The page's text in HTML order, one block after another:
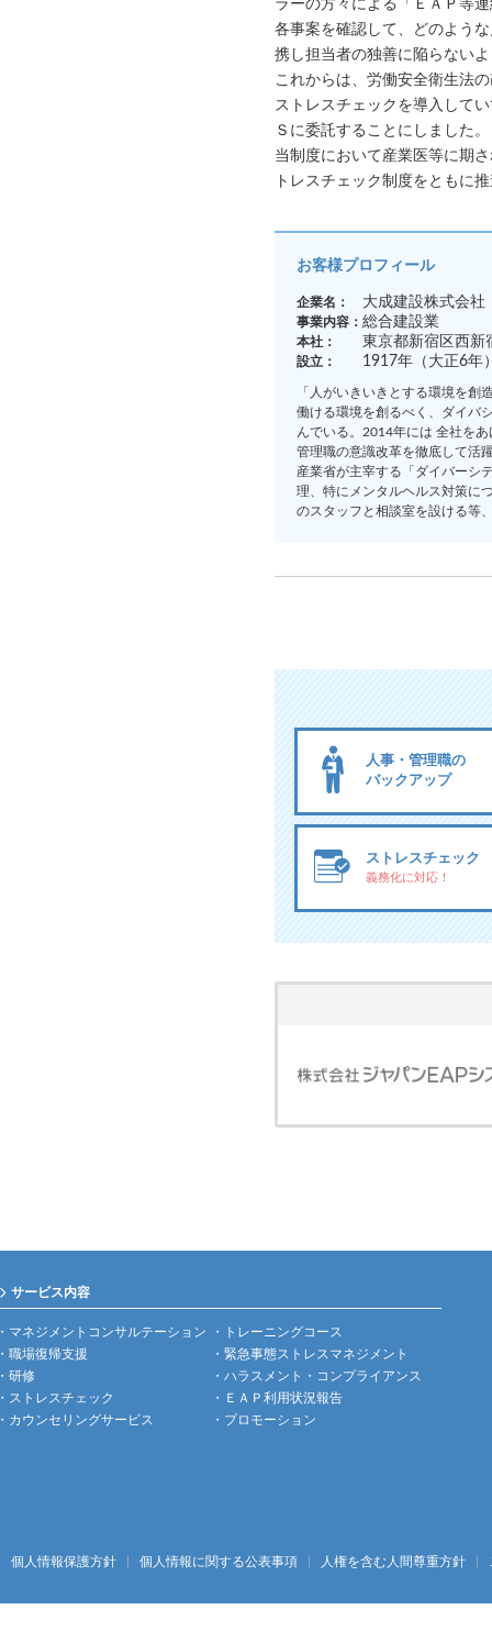
ラーの方々による「ＥＡＰ等
各事案を確認して、どのよう
携し担当者の独善に陥らない
これからは、労働安全衛生法
ストレスチェックを導入して
Ｓに委託することにしました。
当制度において産業医等に期
トレスチェック制度をともに
お客様プロフィール
企業名： 大成建設株式会社
事業内容： 総合建設業
本社： 東京都新宿区西新
設立： 1917年（大正6年
「人がいきいきとする環境を創
働ける環境を創るべく、ダイバ
んでいる。2014年には 全社を
管理職の意識改革を徹底して活
産業省が主宰する「ダイバーシ
理、特にメンタルヘルス対策に
のスタッフと相談室を設ける等
人事・管理職の
バックアップ
ストレスチェック
義務化に対応！
サービス内容
マネジメントコンサルテーション
トレーニングコース
職場復帰支援
緊急事態ストレスマネジメント
研修
ハラスメント・コンプライアンス
ストレスチェック
ＥＡＰ利用状況報告
カウンセリングサービス
プロモーション
個人情報保護方針 個人情報に関する公表事項 人権を含む人間尊重方針